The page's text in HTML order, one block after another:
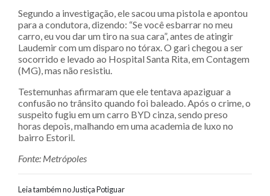
Segundo a investigação, ele sacou uma pistola e apontou
para a condutora, dizendo: “Se você esbarrar no meu
carro, eu vou dar um tiro na sua cara”, antes de atingir
Laudemir com um disparo no tórax. O gari chegou a ser
socorrido e levado ao Hospital Santa Rita, em Contagem
(MG), mas não resistiu.
Testemunhas afirmaram que ele tentava apaziguar a
confusão no trânsito quando foi baleado. Após o crime, o
suspeito fugiu em um carro BYD cinza, sendo preso
horas depois, malhando em uma academia de luxo no
bairro Estoril.
Fonte: Metrópoles
Leia também no Justiça Potiguar